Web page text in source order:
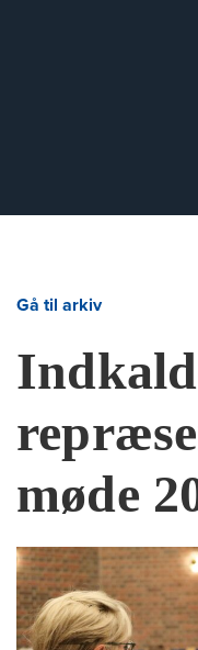
Gå til arkiv
møde